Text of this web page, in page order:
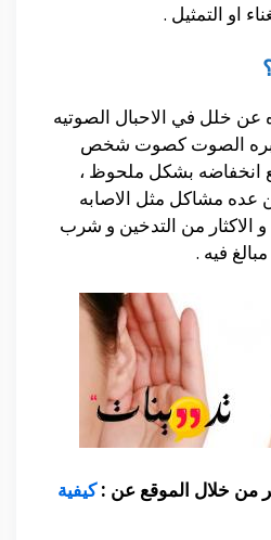
او التمثيل .
عن خلل في الاحبال الصوتيه
نبره الصوت كصوت شخص
انخفاضه بشكل ملحوظ ،
عده مشاكل مثل الاصابه
الاكثار من التدخين و شرب
فيه .
من خلال الموقع عن :كيفية